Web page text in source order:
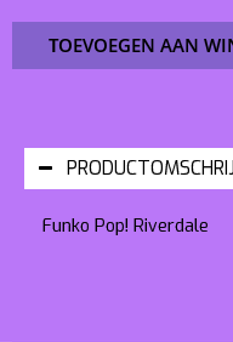
TOEVOEGEN AAN
Funko Pop! Riverdale